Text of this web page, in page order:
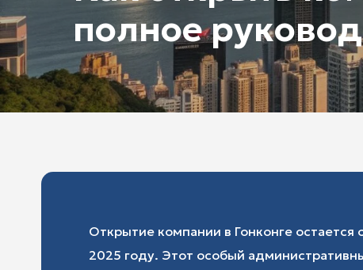
полное
Открытие компании в Гонконге
2025 году. Этот особый